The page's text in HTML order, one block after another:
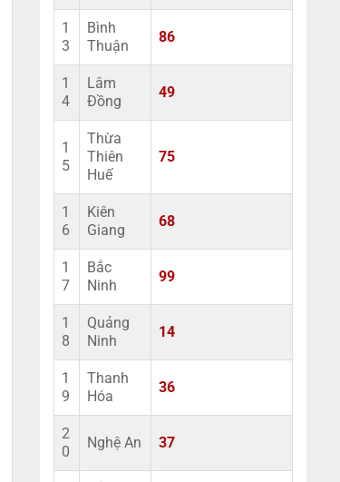
1
3
Bình
Thuận
86
1
4
Lâm
Đồng
49
1
5
Thừa
Thiên
Huế
75
1
6
Kiên
Giang
68
1
7
Bắc
Ninh
99
1
8
Quảng
Ninh
14
1
9
Thanh
Hóa
36
2
0
Nghệ An 37